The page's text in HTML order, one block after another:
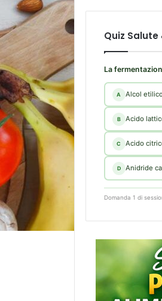
Quiz Salute
La
A Alcol
B Acido
C Acido
D Anidride
Domanda 1 di